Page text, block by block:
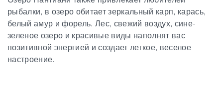
рыбалки, в озеро обитает зеркальный карп, карась,
белый амур и форель. Лес, свежий воздух, сине-
зеленое озеро и красивые виды наполнят вас
позитивной энергией и создает легкое, веселое
настроение.